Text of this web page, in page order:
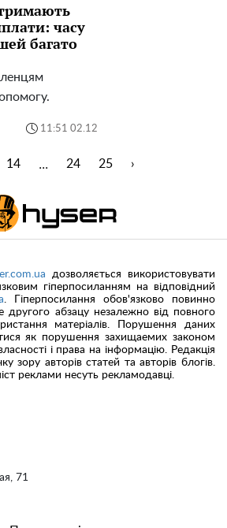
часу
багато
11:51 02.12
14 ... 24 25 ›
71
дозволяється використовувати
гіперпосиланням на відповідний
. Гіперпосилання обов'язково повинно
другого абзацу незалежно від повного
матеріалів. Порушення даних
як порушення захищаемих законом
і права на інформацію. Редакція
зору авторів статей та авторів блогів.
реклами несуть рекламодавці.